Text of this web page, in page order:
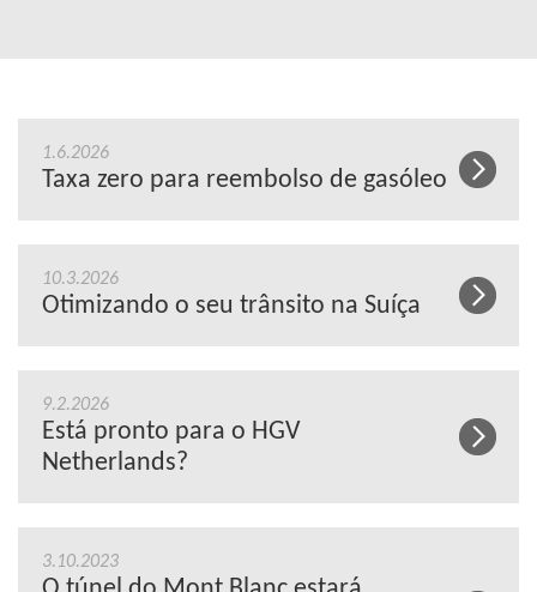
1.6.2026
Taxa zero para reembolso de gasóleo
10.3.2026
Otimizando o seu trânsito na Suíça
9.2.2026
Está pronto para o HGV
Netherlands?
3.10.2023